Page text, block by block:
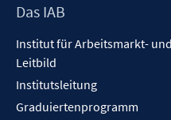
Footer
Das IAB
Institut für Arbeitsmarkt-
Leitbild
Institutsleitung
Graduiertenprogramm